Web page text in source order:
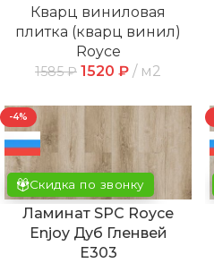
Кварц виниловая
плитка (кварц винил)
Royce
1585₽ 1520 ₽ м2
Скидка по звонку
-4%
Ламинат SPC Royce
Enjoy Дуб Гленвей
Е303